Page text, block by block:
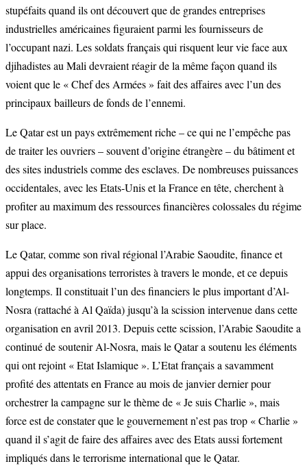
stupéfaits quand ils ont découvert que de grandes entreprises
industrielles américaines figuraient parmi les fournisseurs de
l’occupant nazi. Les soldats français qui risquent leur vie face aux
djihadistes au Mali devraient réagir de la même façon quand ils
voient que le « Chef des Armées » fait des affaires avec l’un des
principaux bailleurs de fonds de l’ennemi.
Le Qatar est un pays extrêmement riche – ce qui ne l’empêche pas
de traiter les ouvriers – souvent d’origine étrangère – du bâtiment et
des sites industriels comme des esclaves. De nombreuses puissances
occidentales, avec les Etats-Unis et la France en tête, cherchent à
profiter au maximum des ressources financières colossales du régime
sur place.
Le Qatar, comme son rival régional l’Arabie Saoudite, finance et
appui des organisations terroristes à travers le monde, et ce depuis
longtemps. Il constituait l’un des financiers le plus important d’Al-
Nosra (rattaché à Al Qaïda) jusqu’à la scission intervenue dans cette
organisation en avril 2013. Depuis cette scission, l’Arabie Saoudite a
continué de soutenir Al-Nosra, mais le Qatar a soutenu les éléments
qui ont rejoint « Etat Islamique ». L’Etat français a savamment
profité des attentats en France au mois de janvier dernier pour
orchestrer la campagne sur le thème de « Je suis Charlie », mais
force est de constater que le gouvernement n’est pas trop « Charlie »
quand il s’agit de faire des affaires avec des Etats aussi fortement
impliqués dans le terrorisme international que le Qatar.